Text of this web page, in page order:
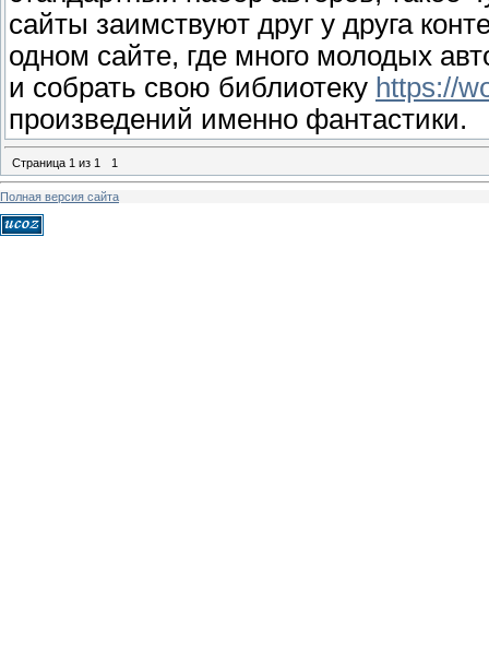
сайты заимствуют друг у друга
одном сайте, где много молодых
и собрать свою библиотеку https://
произведений именно фантастики.
Страница 1 из 1 1
Полная версия сайта